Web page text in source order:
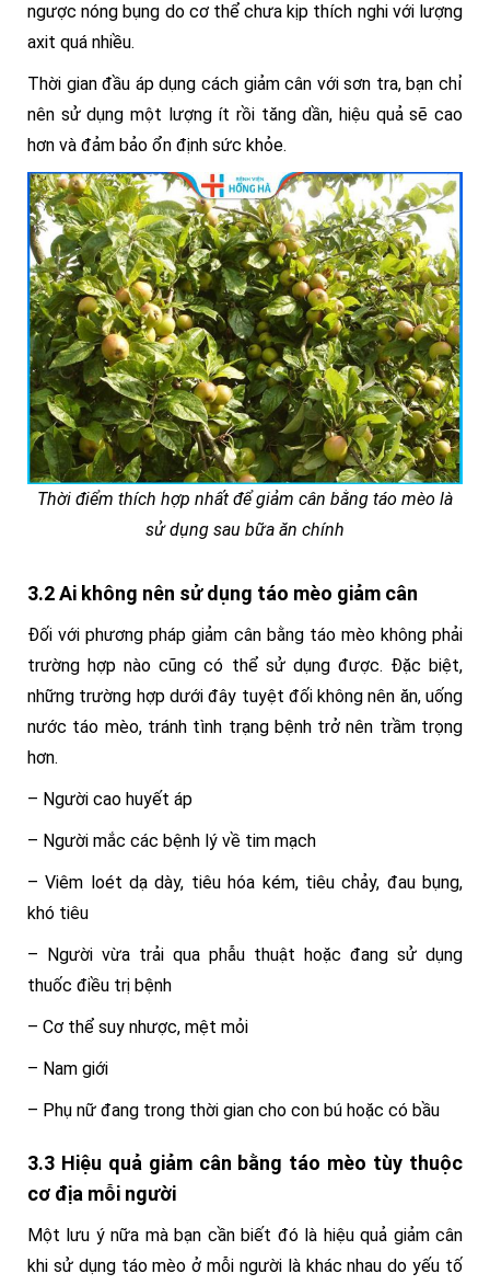
ngược nóng bụng do cơ thể chưa kịp thích nghi với lượng
axit quá nhiều.
Thời gian đầu áp dụng cách giảm cân với sơn tra, bạn chỉ
nên sử dụng một lượng ít rồi tăng dần, hiệu quả sẽ cao
hơn và đảm bảo ổn định sức khỏe.
Thời điểm thích hợp nhất để giảm cân bằng táo mèo là
sử dụng sau bữa ăn chính
3.2 Ai không nên sử dụng táo mèo giảm cân
Đối với phương pháp giảm cân bằng táo mèo không phải
trường hợp nào cũng có thể sử dụng được. Đặc biệt,
những trường hợp dưới đây tuyệt đối không nên ăn, uống
nước táo mèo, tránh tình trạng bệnh trở nên trầm trọng
hơn.
– Người cao huyết áp
– Người mắc các bệnh lý về tim mạch
– Viêm loét dạ dày, tiêu hóa kém, tiêu chảy, đau bụng,
khó tiêu
– Người vừa trải qua phẫu thuật hoặc đang sử dụng
thuốc điều trị bệnh
– Cơ thể suy nhược, mệt mỏi
– Nam giới
– Phụ nữ đang trong thời gian cho con bú hoặc có bầu
3.3 Hiệu quả giảm cân bằng táo mèo tùy thuộc
cơ địa mỗi người
Một lưu ý nữa mà bạn cần biết đó là hiệu quả giảm cân
khi sử dụng táo mèo ở mỗi người là khác nhau do yếu tố